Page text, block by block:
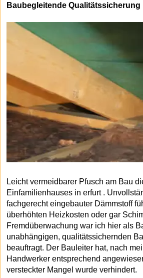
Baubegleitende Qualitätssicherung
Leicht vermeidbarer Pfusch am Bau
Einfamilienhauses in erfurt .
fachgerecht eingebauter Dämmstoff
überhöhten Heizkosten oder gar
Fremdüberwachung war ich hier als
unabhängigen, qualitätssichernden
beauftragt. Der Bauleiter hat, nach
Handwerker entsprechend
versteckter Mangel wurde verhindert.